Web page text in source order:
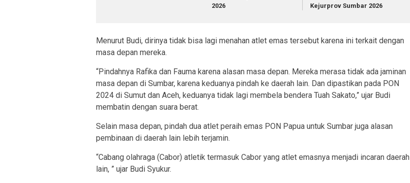
2026
Kejurprov Sumbar 2026
Menurut Budi, dirinya tidak bisa lagi menahan atlet emas tersebut karena ini terkait dengan
masa depan mereka.
“Pindahnya Rafika dan Fauma karena alasan masa depan. Mereka merasa tidak ada jaminan
masa depan di Sumbar, karena keduanya pindah ke daerah lain. Dan dipastikan pada PON
2024 di Sumut dan Aceh, keduanya tidak lagi membela bendera Tuah Sakato,” ujar Budi
membatin dengan suara berat.
Selain masa depan, pindah dua atlet peraih emas PON Papua untuk Sumbar juga alasan
pembinaan di daerah lain lebih terjamin.
“Cabang olahraga (Cabor) atletik termasuk Cabor yang atlet emasnya menjadi incaran daerah
lain, ” ujar Budi Syukur.